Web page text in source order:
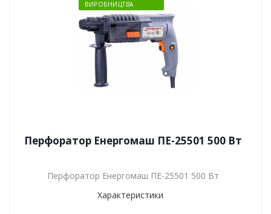
ВИРОБНИЦТВА
Перфоратор Енергомаш ПЕ-25501 500 Вт
Перфоратор Енергомаш ПЕ-25501 500 Вт
Характеристики